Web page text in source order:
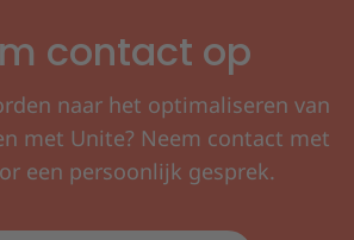
contact op
naar het optimaliseren van
met Unite? Neem contact met
een persoonlijk gesprek.